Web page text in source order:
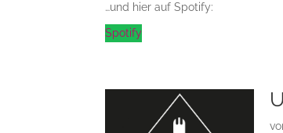
…und hier auf Spotify:
Spotify